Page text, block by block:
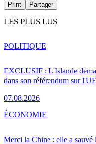
Print Partager
LES PLUS LUS
EXCLUSIF : L'Islande
dans son référendum sur l'UE
07.08.2026
POLITIQUE
Merci la Chine : elle a sauvé
ÉCONOMIE